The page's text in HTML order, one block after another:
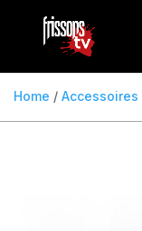
Home / Accessoires